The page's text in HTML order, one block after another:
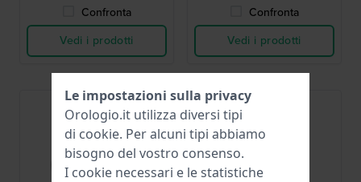
Confronta
Vedi i prodotti
Confronta
Vedi i prodotti
Le impostazioni sulla privacy
Orologio.it utilizza diversi tipi
di cookie. Per alcuni tipi abbiamo
bisogno del vostro consenso.
I cookie necessari e le statistiche